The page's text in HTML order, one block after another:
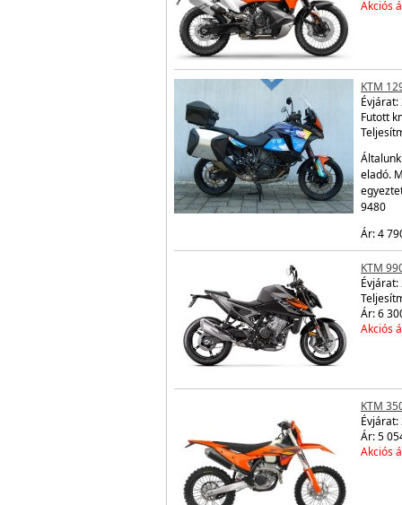
Akciós
KTM
Évjárat:
Futott
eladó.
9480
Ár: 4
KTM
Évjárat:
Ár: 6
Akciós
KTM
Évjárat:
Ár: 5
Akciós